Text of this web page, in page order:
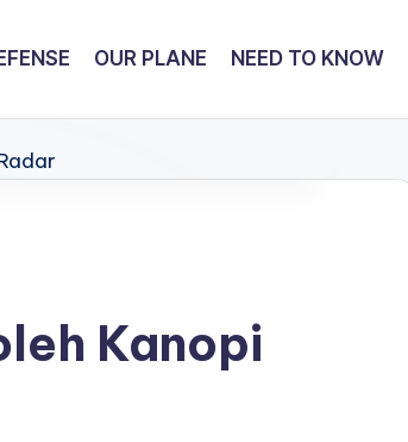
OUR PLANE NEED TO KNOW
Kanopi